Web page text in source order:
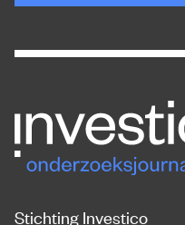
Stichting Investico